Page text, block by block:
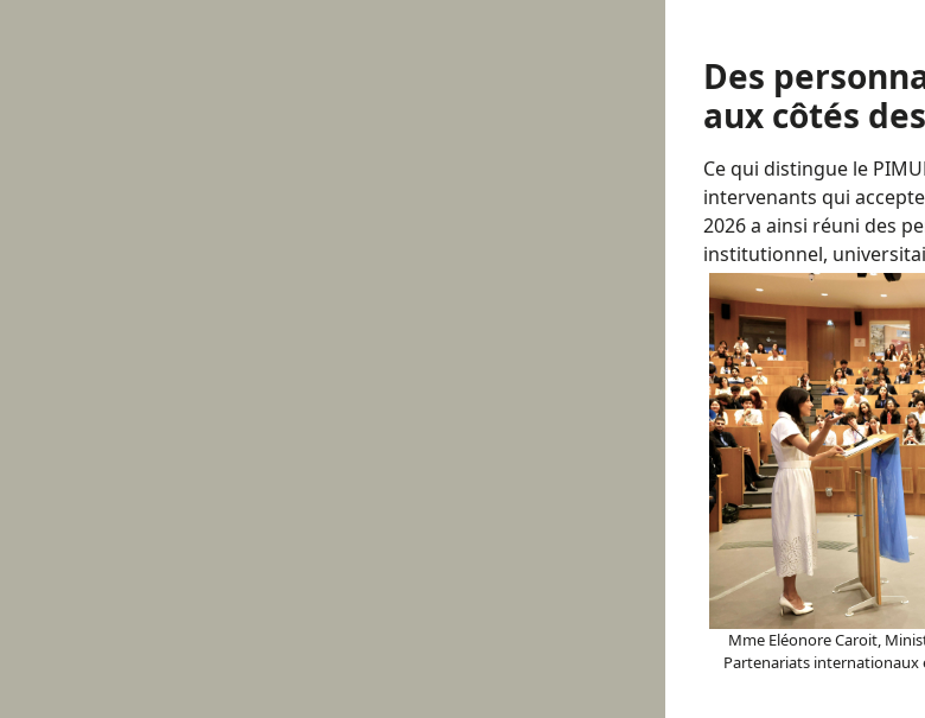
Des
aux côtés
Ce qui distingue le
intervenants qui
2026 a ainsi réuni des
institutionnel,
Mme Eléonore Caroit,
Partenariats internationaux